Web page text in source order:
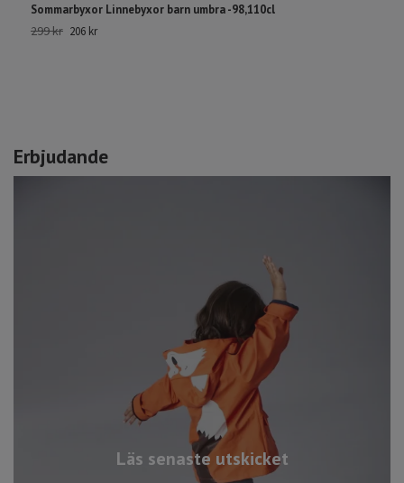
Erbjudande
Läs senaste utskicket
Sommarbyxor Linnebyxor barn umbra -98,110cl
299 kr 206 kr